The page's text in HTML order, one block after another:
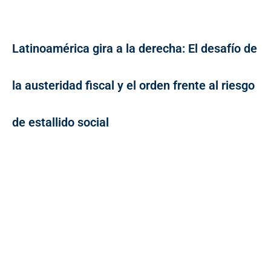
Latinoamérica gira a la derecha: El desafío de
la austeridad fiscal y el orden frente al riesgo
de estallido social